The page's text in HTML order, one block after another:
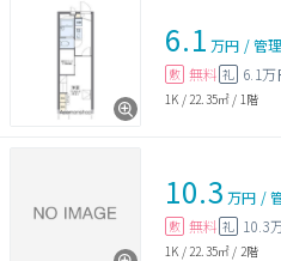
6.1 万円 /管
敷 無料 礼 6.1万
1K / 22.35㎡ / 1階
10.3 万円 /
敷 無料 礼 10.3
1K / 22.35㎡ / 2階